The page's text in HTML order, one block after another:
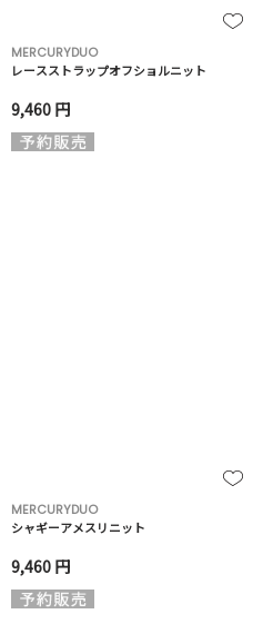
MERCURYDUO
レースストラップオフショルニット
9,460 円
MERCURYDUO
シャギーアメスリニット
9,460 円